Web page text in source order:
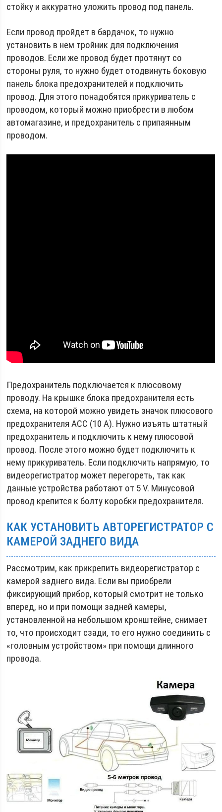
стойку и аккуратно уложить провод под панель.
Если провод пройдет в бардачок, то нужно
установить в нем тройник для подключения
проводов. Если же провод будет протянут со
стороны руля, то нужно будет отодвинуть боковую
панель блока предохранителей и подключить
провод. Для этого понадобятся прикуриватель с
проводом, который можно приобрести в любом
автомагазине, и предохранитель с припаянным
проводом.
Предохранитель подключается к плюсовому
проводу. На крышке блока предохранителя есть
схема, на которой можно увидеть значок плюсового
предохранителя ACC (10 A). Нужно изъять штатный
предохранитель и подключить к нему плюсовой
провод. После этого можно будет подключить к
нему прикуриватель. Если подключить напрямую, то
видеорегистратор может перегореть, так как
данные устройства работают от 5 V. Минусовой
провод крепится к болту коробки предохранителя.
КАК УСТАНОВИТЬ АВТОРЕГИСТРАТОР С
КАМЕРОЙ ЗАДНЕГО ВИДА
Рассмотрим, как прикрепить видеорегистратор с
камерой заднего вида. Если вы приобрели
фиксирующий прибор, который смотрит не только
вперед, но и при помощи задней камеры,
установленной на небольшом кронштейне, снимает
то, что происходит сзади, то его нужно соединить с
«головным устройством» при помощи длинного
провода.